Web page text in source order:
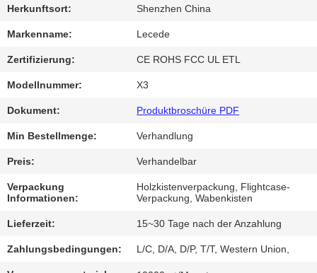
TRETEN
SIE
MIT
UNS
IN
VERBINDUNG
FÄLLE
JETZT
Herkunftsort: Shenzhen China
Markenname: Lecede
Zertifizierung: CE ROHS FCC UL ETL
Modellnummer: X3
Dokument: Produktbroschüre PDF
Min Bestellmenge: Verhandlung
Preis: Verhandelbar
Verpackung
Informationen:
Holzkistenverpackung, Flightcase-
Verpackung, Wabenkisten
Lieferzeit: 15~30 Tage nach der Anzahlung
Zahlungsbedingungen: L/C, D/A, D/P, T/T, Western Union,